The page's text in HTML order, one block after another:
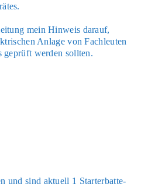
mein Hin­weis dar­auf,
Anla­ge von Fach­leu­ten
geprüft wer­den soll­ten.
und sind aktu­ell 1 Star­ter­bat­te­